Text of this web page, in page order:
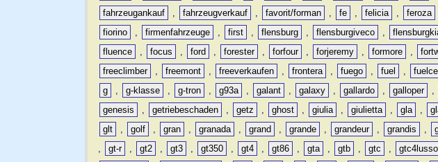
fahrzeugankauf
, fahrzeugverkauf , favorit/forman , fe , felicia , feroza
fiorino
, firmenfahrzeuge , first , flensburg , flensburgiveco ,
fluence
, focus , ford , forester , forfour , forjeremy , formore ,
freeclimber
, freemont , freeverkaufen , frontera , fuego , fuel , fuelcell
g
, g-klasse , g-tron , g93a , galant , galaxy , gallardo , galloper ,
genesis
, getriebeschaden , getz , ghost , giulia , giulietta , gla ,
glt
, golf , gran , granada , grand , grande , grandeur , grandis ,
,
gt-r , gt2 , gt3 , gt350 , gt4 , gt86 , gta , gtb , gtc , gtc4lusso